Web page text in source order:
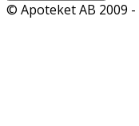
© Apoteket AB 2009 -